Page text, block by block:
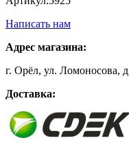
Написать нам
Адрес магазина:
г. Орёл, ул.
Доставка: